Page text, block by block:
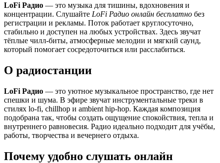
LoFi Радио — это музыка для тишины, вдохновения и
концентрации. Слушайте LoFi Радио онлайн бесплатно без
регистрации и рекламы. Поток работает круглосуточно,
стабильно и доступен на любых устройствах. Здесь звучат
тёплые чилл-биты, атмосферные мелодии и мягкий саунд,
который помогает сосредоточиться или расслабиться.
О радиостанции
LoFi Радио — это уютное музыкальное пространство, где нет
спешки и шума. В эфире звучат инструментальные треки в
стилях lo-fi, chillhop и ambient hip-hop. Каждая композиция
подобрана так, чтобы создать ощущение спокойствия, тепла и
внутреннего равновесия. Радио идеально подходит для учёбы,
работы, творчества и вечернего отдыха.
Почему удобно слушать онлайн